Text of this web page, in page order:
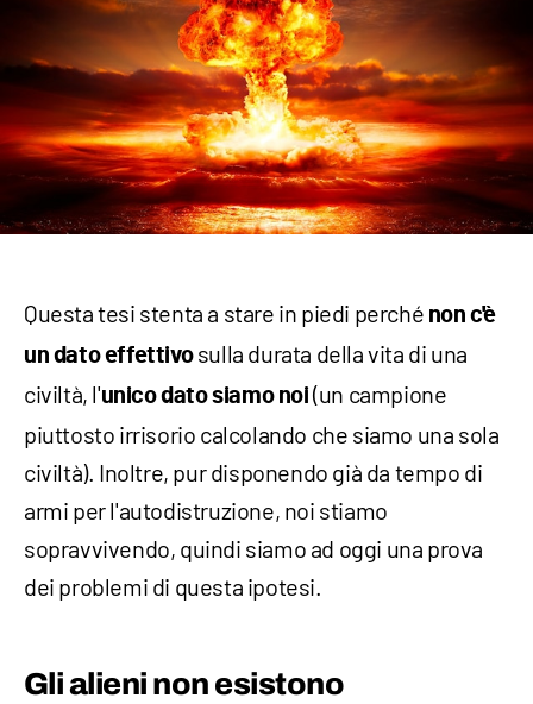
Questa tesi stenta a stare in piedi perché non c'è
un dato effettivosulla durata della vita di una
civiltà, l'unico dato siamo noi (un campione
piuttosto irrisorio calcolando che siamo una sola
civiltà). Inoltre, pur disponendo già da tempo di
armi per l'autodistruzione, noi stiamo
sopravvivendo, quindi siamo ad oggi una prova
dei problemi di questa ipotesi.
Gli alieni non esistono